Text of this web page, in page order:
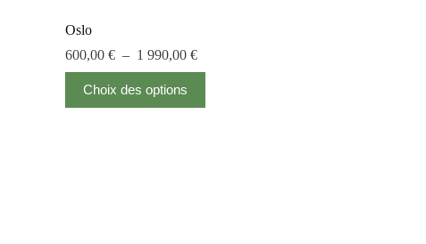
Oslo
600,00 € – 1 990,00 €
Choix des options